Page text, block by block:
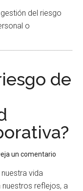
del riesgo
o
de
un comentario
vida
reflejos, a